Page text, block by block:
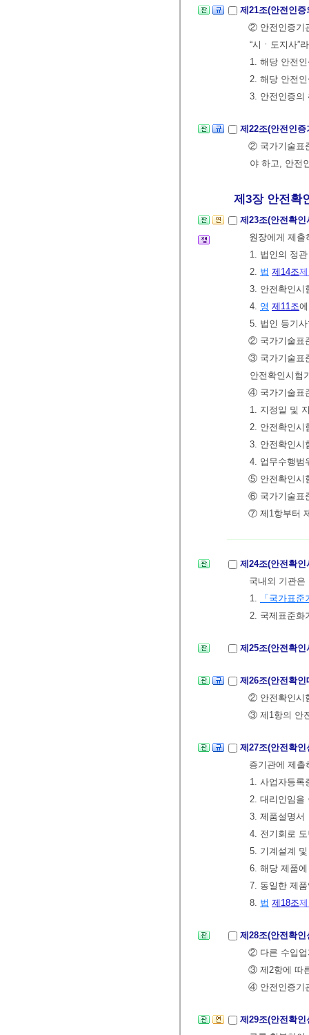
제21조(안전인
② 안전인증기
“시ㆍ도지사”
1. 해당 안전
2. 해당 안전
3. 안전인증의
제22조(안전인
② 국가기술표
야 하고, 안전
제3장 안전확인
제23조(안전확
원장에게 제출
1. 법인의 정
2. 법 제14조
3. 안전확인시
4. 영 제11조
5. 법인 등기
② 국가기술표
③ 국가기술표
안전확인시험
④ 국가기술표
1. 지정일 및
2. 안전확인시
3. 안전확인시
4. 업무수행범
⑤ 안전확인시
⑥ 국가기술표
⑦ 제1항부터
제24조(안전확
국내외 기관
1.
「국가표
2. 국제표준화
제25조(안전확
제26조(안전확
② 안전확인시
③ 제1항의 안
제27조(안전확
증기관에 제
1. 사업자등록
2. 대리인임을
3. 제품설명서
4. 전기회로
5. 기계설계
6. 해당 제품
7. 동일한 제
8. 법 제18조
제28조(안전확
② 다른 수입업
③ 제2항에 따
④ 안전인증기
제29조(안전확